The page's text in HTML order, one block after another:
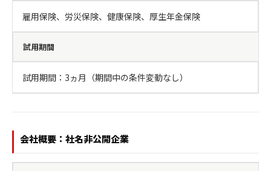
雇用保険、労災保険、健康保険、厚生年金保険
試用期間
試用期間：3ヵ月（期間中の条件変動なし）
会社概要：社名非公開企業